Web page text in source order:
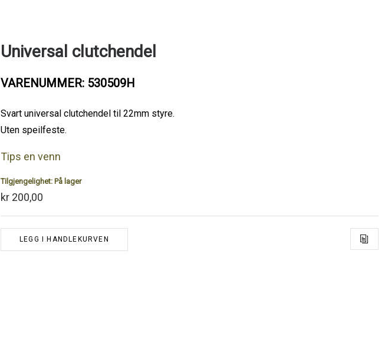
Universal clutchendel
VARENUMMER: 530509H
Svart universal clutchendel til 22mm styre.
Uten speilfeste.
Tips en venn
Tilgjengelighet: På lager
kr 200,00
LEGG I HANDLEKURVEN